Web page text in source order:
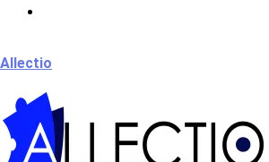
Allectio
Välkommen till Allectio!